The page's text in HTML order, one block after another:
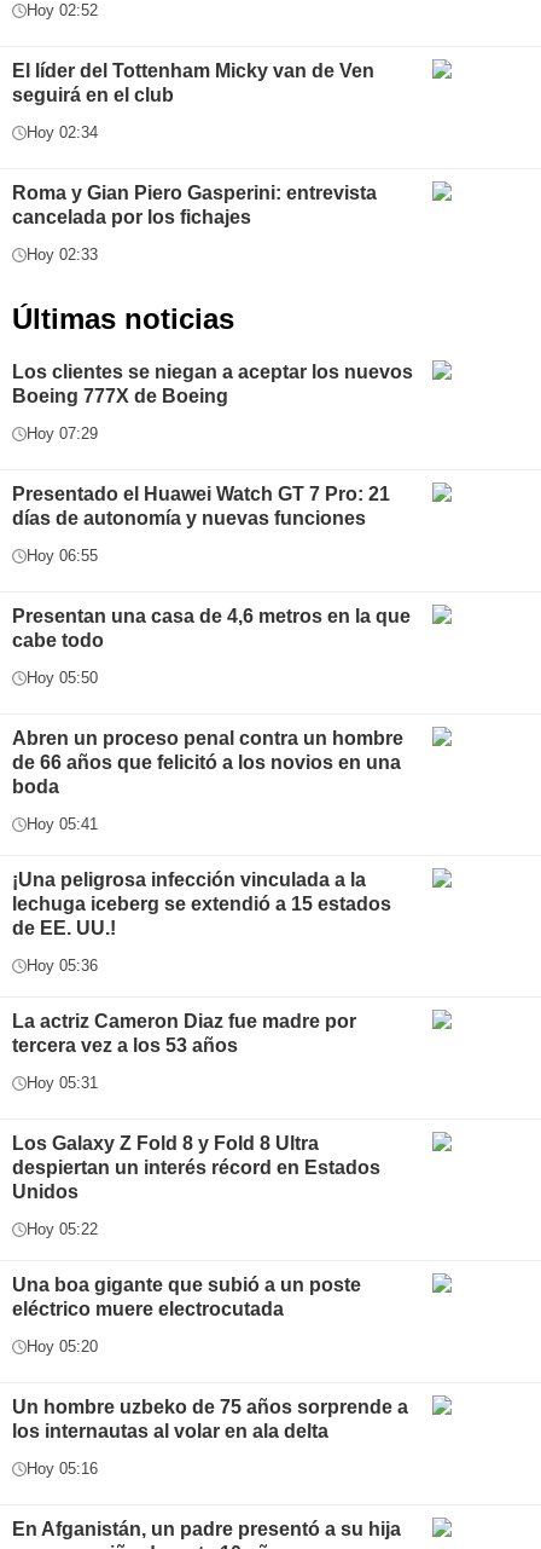
Hoy 02:52
El líder del Tottenham Micky van de Ven
seguirá en el club
Hoy 02:34
Roma y Gian Piero Gasperini: entrevista
cancelada por los fichajes
Hoy 02:33
Últimas noticias
Los clientes se niegan a aceptar los nuevos
Boeing 777X de Boeing
Hoy 07:29
Presentado el Huawei Watch GT 7 Pro: 21
días de autonomía y nuevas funciones
Hoy 06:55
Presentan una casa de 4,6 metros en la que
cabe todo
Hoy 05:50
Abren un proceso penal contra un hombre
de 66 años que felicitó a los novios en una
boda
Hoy 05:41
¡Una peligrosa infección vinculada a la
lechuga iceberg se extendió a 15 estados
de EE. UU.!
Hoy 05:36
La actriz Cameron Diaz fue madre por
tercera vez a los 53 años
Hoy 05:31
Los Galaxy Z Fold 8 y Fold 8 Ultra
despiertan un interés récord en Estados
Unidos
Hoy 05:22
Una boa gigante que subió a un poste
eléctrico muere electrocutada
Hoy 05:20
Un hombre uzbeko de 75 años sorprende a
los internautas al volar en ala delta
Hoy 05:16
En Afganistán, un padre presentó a su hija